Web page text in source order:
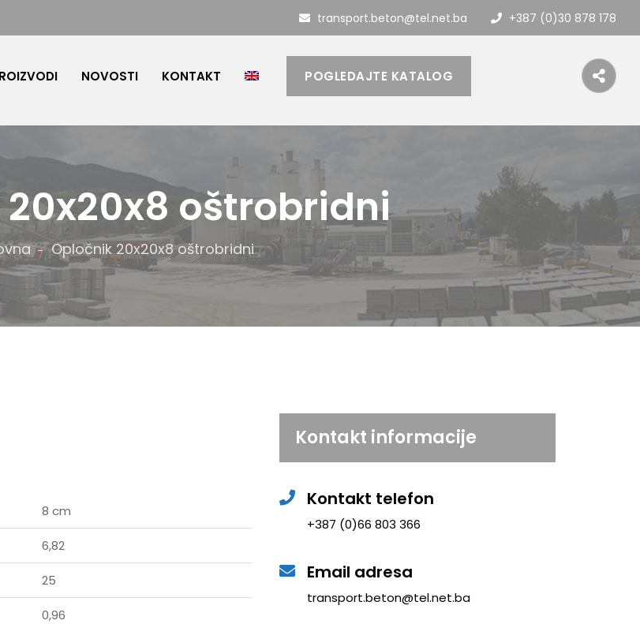
+387 (0)30 878 178
transport.beton@tel.net.ba
NOVOSTI KONTAKT POGLEDAJTE KATALOG
oštrobridni
Opločnik 20x20x8 oštrobridni
8 cm
6,82
25
0,96
Kontakt informacije
Kontakt telefon
+387 (0)66 803 366
Email adresa
transport.beton@tel.net.ba